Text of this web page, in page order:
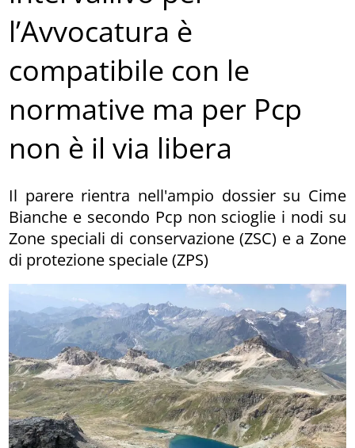
l’Avvocatura è
compatibile con le
normative ma per Pcp
non è il via libera
Il parere rientra nell'ampio dossier su Cime
Bianche e secondo Pcp non scioglie i nodi su
Zone speciali di conservazione (ZSC) e a Zone
di protezione speciale (ZPS)